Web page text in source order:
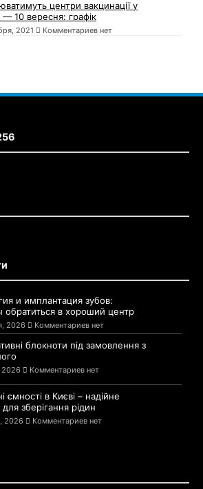
центри вакцинації у
— 10 вересня: графік
2021 Комментариев нет
и имплантация зубов:
обратиться в хороший центр
2026 Комментариев нет
блокноти під замовлення з
Комментариев нет
ємності в Києві – надійне
зберігання рідин
2026 Комментариев нет